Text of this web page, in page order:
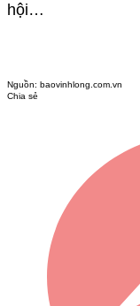
hội…
Nguồn: baovinhlong.com.vn
Chia sẻ